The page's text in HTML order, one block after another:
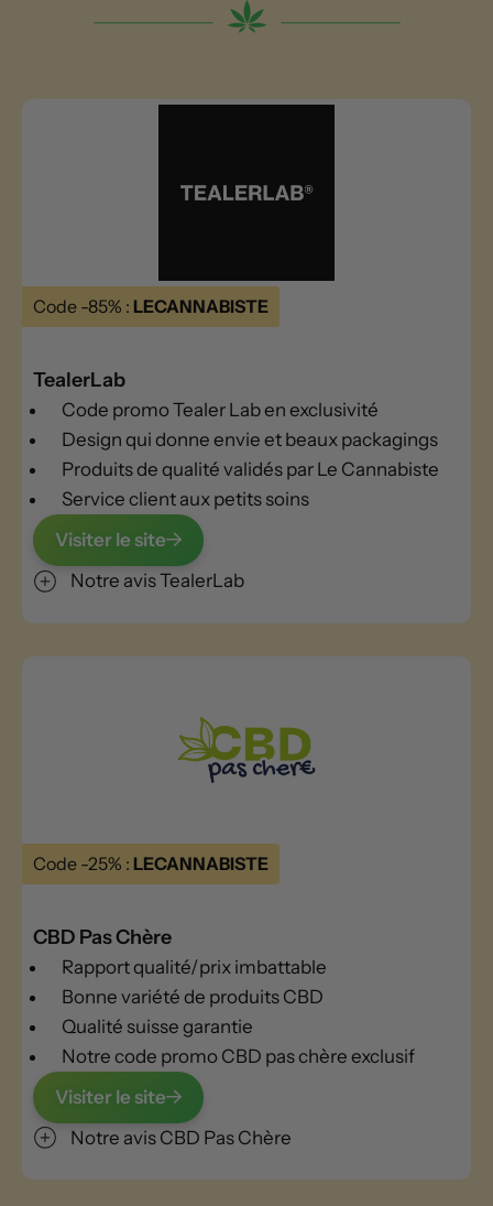
Code -85% : LECANNABISTE
TealerLab
Code promo Tealer Lab en exclusivité
Design qui donne envie et beaux packagings
Produits de qualité validés par Le Cannabiste
Service client aux petits soins
Visiter le site
Notre avis TealerLab
Code -25% : LECANNABISTE
CBD Pas Chère
Rapport qualité/prix imbattable
Bonne variété de produits CBD
Qualité suisse garantie
Notre code promo CBD pas chère exclusif
Visiter le site
Notre avis CBD Pas Chère